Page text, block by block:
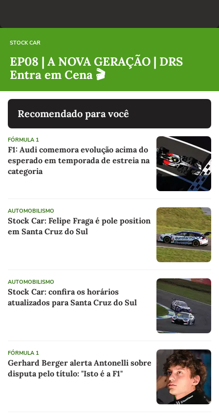
STOCK CAR
EP08 | A NOVA GERAÇÃO | DRS
Entra em Cena 🎬
Recomendado para você
FÓRMULA 1
F1: Audi comemora evolução acima do
esperado em temporada de estreia na
categoria
AUTOMOBILISMO
Stock Car: Felipe Fraga é pole position
em Santa Cruz do Sul
AUTOMOBILISMO
Stock Car: confira os horários
atualizados para Santa Cruz do Sul
FÓRMULA 1
Gerhard Berger alerta Antonelli sobre
disputa pelo título: "Isto é a F1"